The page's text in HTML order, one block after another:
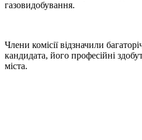
газовидобування.
Члени комісії відзначили
кандидата, його професійні
міста.